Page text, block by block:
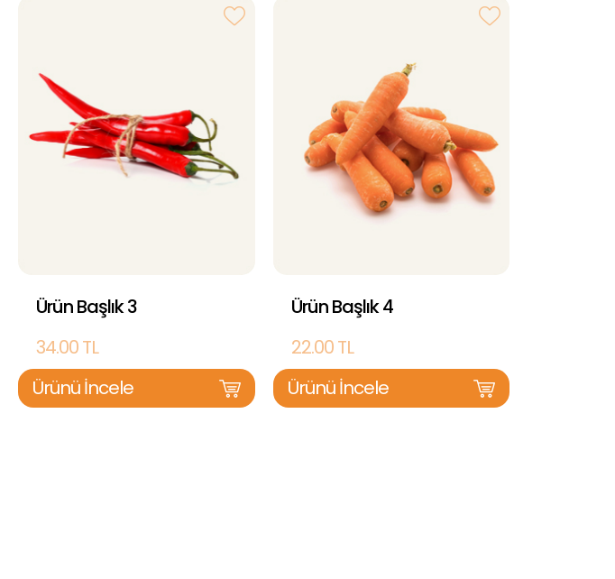
Ürün Başlık 3
34.00 TL
Ürünü İncele
Ürün Başlık 4
22.00 TL
Ürünü İncele